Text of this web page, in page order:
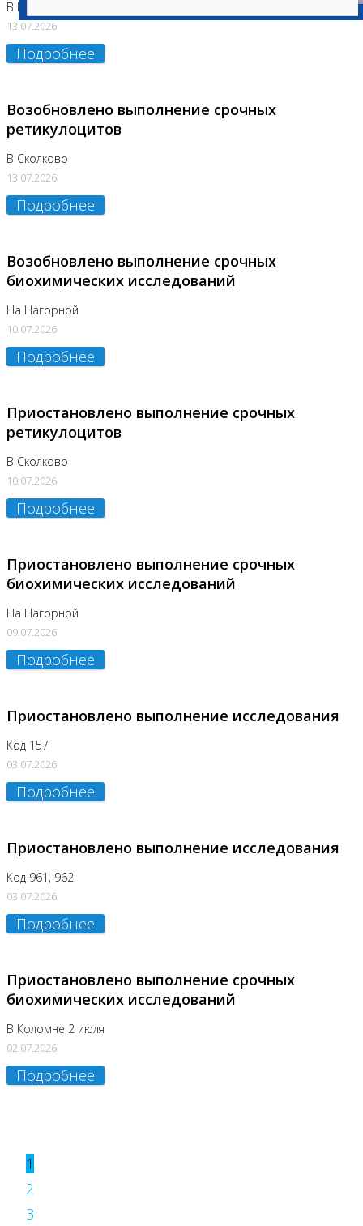
В Бутово
13.07.2026
Подробнее
Возобновлено выполнение срочных
ретикулоцитов
В Сколково
13.07.2026
Подробнее
Возобновлено выполнение срочных
биохимических исследований
На Нагорной
10.07.2026
Подробнее
Приостановлено выполнение срочных
ретикулоцитов
В Сколково
10.07.2026
Подробнее
Приостановлено выполнение срочных
биохимических исследований
На Нагорной
09.07.2026
Подробнее
Приостановлено выполнение исследования
Код 157
03.07.2026
Подробнее
Приостановлено выполнение исследования
Код 961, 962
03.07.2026
Подробнее
Приостановлено выполнение срочных
биохимических исследований
В Коломне 2 июля
02.07.2026
Подробнее
1
2
3